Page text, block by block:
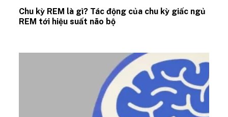
Chu kỳ REM là gì? Tác động của chu kỳ giấc ngủ
REM tới hiệu suất não bộ